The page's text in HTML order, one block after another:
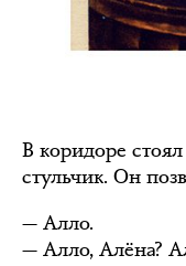
В коридоре
стульчик. Он
— Алло.
— Алло, Алёна?